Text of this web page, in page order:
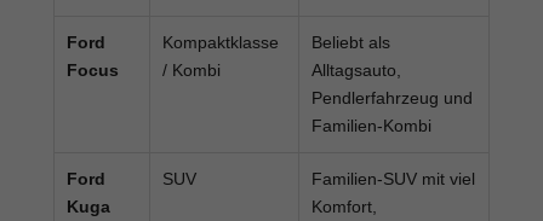
Ford
Focus
Kompaktklasse
/ Kombi
Beliebt als
Alltagsauto,
Pendlerfahrzeug und
Familien-Kombi
Ford
Kuga
SUV
Familien-SUV mit viel
Komfort,